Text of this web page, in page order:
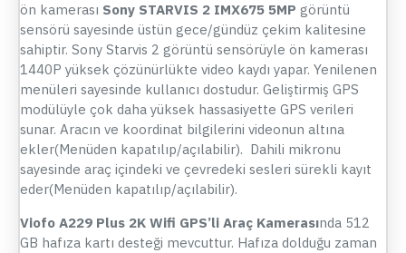
ön kamerası Sony STARVIS 2 IMX675 5MP görüntü
sensörü sayesinde üstün gece/gündüz çekim kalitesine
sahiptir. Sony Starvis 2 görüntü sensörüyle ön kamerası
1440P yüksek çözünürlükte video kaydı yapar. Yenilenen
menüleri sayesinde kullanıcı dostudur. Geliştirmiş GPS
modülüyle çok daha yüksek hassasiyette GPS verileri
sunar. Aracın ve koordinat bilgilerini videonun altına
ekler(Menüden kapatılıp/açılabilir). Dahili mikronu
sayesinde araç içindeki ve çevredeki sesleri sürekli kayıt
eder(Menüden kapatılıp/açılabilir).
Viofo A229 Plus 2K Wifi GPS’li Araç Kamerasında 512
GB hafıza kartı desteği mevcuttur. Hafıza dolduğu zaman